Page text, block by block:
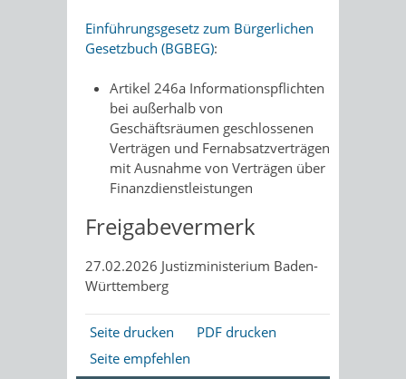
Einführungsgesetz zum Bürgerlichen
Gesetzbuch (BGBEG):
Artikel 246a Informationspflichten
bei außerhalb von
Geschäftsräumen geschlossenen
Verträgen und Fernabsatzverträgen
mit Ausnahme von Verträgen über
Finanzdienstleistungen
Freigabevermerk
27.02.2026 Justizministerium Baden-
Württemberg
Seite drucken
PDF drucken
Seite empfehlen